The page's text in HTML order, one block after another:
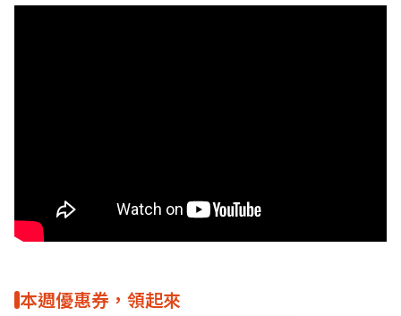
本週優惠券，領起來